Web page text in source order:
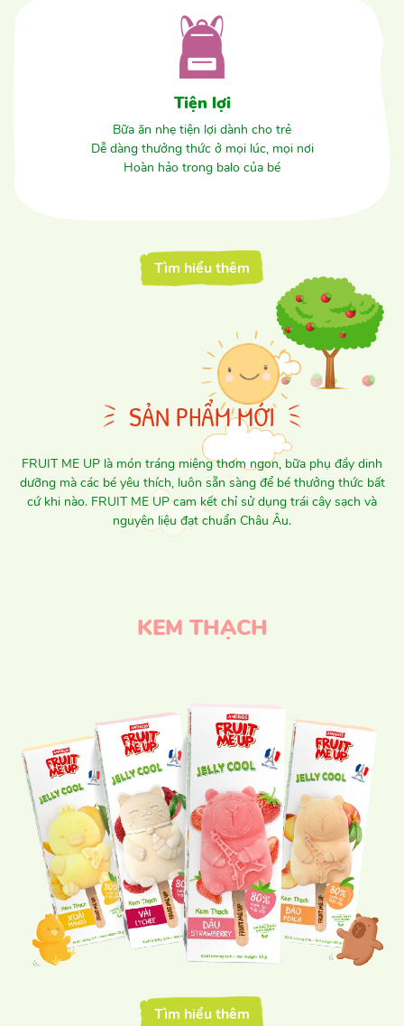
Tiện lợi
Bữa ăn nhẹ tiện lợi dành cho trẻ
Dễ dàng thưởng thức ở mọi lúc, mọi nơi
Hoàn hảo trong balo của bé
Tìm hiểu thêm
SẢN PHẨM MỚI
FRUIT ME UP là món tráng miệng thơm ngon, bữa phụ đầy dinh
dưỡng mà các bé yêu thích, luôn sẵn sàng để bé thưởng thức bất
cứ khi nào. FRUIT ME UP cam kết chỉ sử dụng trái cây sạch và
nguyên liệu đạt chuẩn Châu Âu.
KEM THẠCH
Tìm hiểu thêm